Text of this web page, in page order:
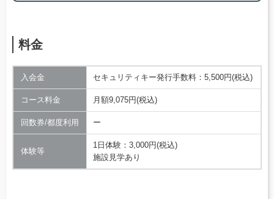
料金
入会金 セキュリティキー発行手数料：5,500円(税込)
コース料金 月額9,075円(税込)
回数券/都度利用 ー
体験等
1日体験：3,000円(税込)
施設見学あり